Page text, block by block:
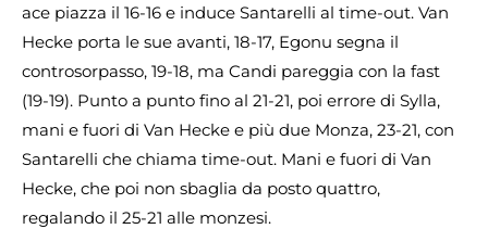
ace piazza il 16-16 e induce Santarelli al time-out. Van
Hecke porta le sue avanti, 18-17, Egonu segna il
controsorpasso, 19-18, ma Candi pareggia con la fast
(19-19). Punto a punto fino al 21-21, poi errore di Sylla,
mani e fuori di Van Hecke e più due Monza, 23-21, con
Santarelli che chiama time-out. Mani e fuori di Van
Hecke, che poi non sbaglia da posto quattro,
regalando il 25-21 alle monzesi.